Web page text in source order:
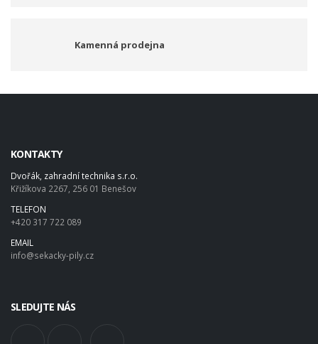
Kamenná prodejna
KONTAKTY
Dvořák, zahradní technika s.r.o.
Křižíkova 2267, 256 01 Benešov
TELEFON
+420 317 722 089
EMAIL
info@sekacky-pily.cz
SLEDUJTE NÁS